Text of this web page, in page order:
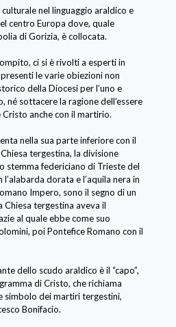
nel linguaggio araldico e
centro Europa dove, quale
di Gorizia, è collocata.
ci si è rivolti a esperti in
le varie obiezioni non
della Diocesi per l’uno e
né sottacere la ragione dell’essere
Cristo anche con il martirio.
nella sua parte inferiore con il
tergestina, la divisione
stemma federiciano di Trieste del
dorata e l’aquila nera in
Impero, sono il segno di un
Chiesa tergestina aveva il
al quale ebbe come suo
poi Pontefice Romano con il
dello scudo araldico è il “capo”,
di Cristo, che richiama
simbolo dei martiri tergestini,
Bonifacio.